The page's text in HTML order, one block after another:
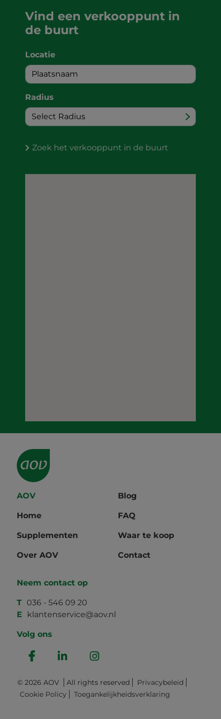
Vind een verkooppunt in
de buurt
Locatie
Radius
Zoek het verkooppunt in de buurt
AOV
Home
Supplementen
Over AOV
Blog
FAQ
Waar te koop
Contact
Neem contact op
T 036 - 546 09 20
E
klantenservice@aov.nl
Volg ons
© 2026 AOV All rights reserved
Privacybeleid
Cookie Policy
Toegankelijkheidsverklaring